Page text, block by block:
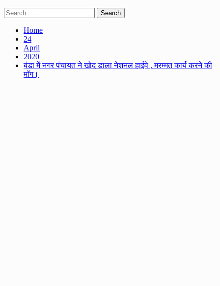
Search
for:
Home
24
April
2020
बंडा में नगर पंचायत ने खोद डाला नेशनल हाईवे , मरम्मत कार्य करने की
माॅग।